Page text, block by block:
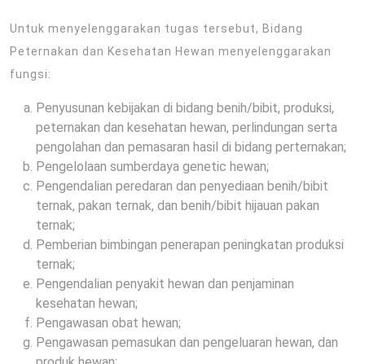
Untuk menyelenggarakan tugas tersebut, Bidang
Peternakan dan Kesehatan Hewan menyelenggarakan
fungsi:
Penyusunan kebijakan di bidang benih/bibit, produksi,
peternakan dan kesehatan hewan, perlindungan serta
pengolahan dan pemasaran hasil di bidang perternakan;
Pengelolaan sumberdaya genetic hewan;
Pengendalian peredaran dan penyediaan benih/bibit
ternak, pakan ternak, dan benih/bibit hijauan pakan
ternak;
Pemberian bimbingan penerapan peningkatan produksi
ternak;
Pengendalian penyakit hewan dan penjaminan
kesehatan hewan;
Pengawasan obat hewan;
Pengawasan pemasukan dan pengeluaran hewan, dan